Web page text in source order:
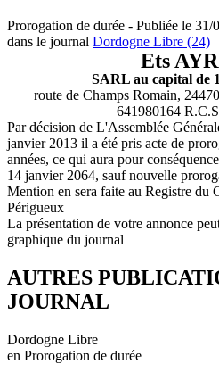
Prorogation de durée - Publiée le 31/
dans le journal Dordogne Libre (24)
Ets
SARL au capital de
route de Champs Romain,
641980164
Par décision de L'Assemblée
janvier 2013 il a été pris acte de
années, ce qui aura pour
14 janvier 2064, sauf nouvelle
Mention en sera faite au Registre du
Périgueux
La présentation de votre annonce
graphique du journal
AUTRES
JOURNAL
Dordogne Libre
en Prorogation de durée